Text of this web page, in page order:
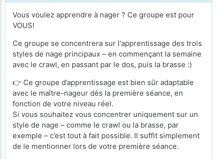
Vous voulez apprendre à nager ? Ce groupe est pour
VOUS!
Ce groupe se concentrera sur l'apprentissage des trois
styles de nage principaux – en commençant la semaine
avec le crawl, en passant par le dos, puis la brasse :)
👉 Ce groupe d’apprentissage est bien sûr adaptable
avec le maître-nageur dès la première séance, en
fonction de votre niveau réel.
Si vous souhaitez vous concentrer uniquement sur un
style de nage – comme le crawl ou la brasse, par
exemple – c’est tout à fait possible. Il suffit simplement
de le mentionner lors de votre première séance.